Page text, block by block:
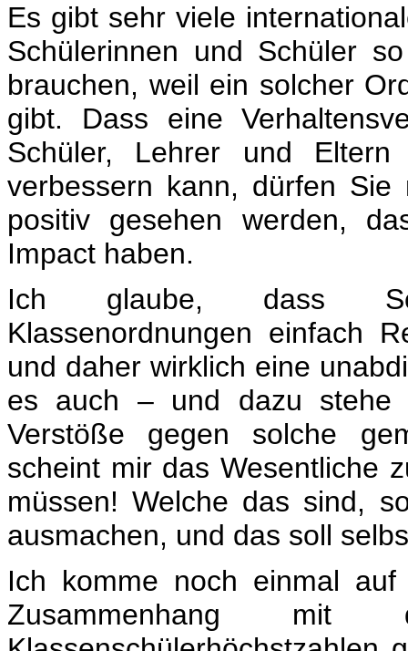
Es gibt sehr viele
Schülerinnen und Schüler
brauchen, weil ein solcher
gibt. Dass eine
Schüler, Lehrer und
verbessern kann, dürfen
positiv gesehen werden,
Impact haben.
Ich glaube, dass
Klassenordnungen einfach
und daher wirklich eine
es auch – und dazu stehe
Verstöße gegen solche
scheint mir das Wesentliche
müssen! Welche das sind,
ausmachen, und das soll
Ich komme noch einmal
Zusammenhang